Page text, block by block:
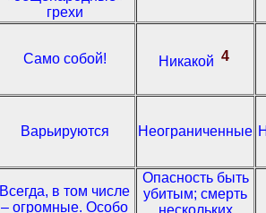
грехи
Само собой! Никакой 4
Варьируются Неограниченные
Всегда, в том числе
– огромные. Особо
Опасность быть
убитым; смерть
нескольких